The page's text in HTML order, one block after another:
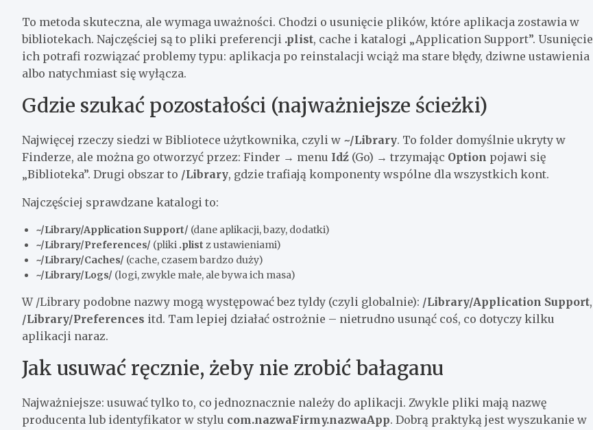
To metoda skuteczna, ale wymaga uważności. Chodzi o usunięcie plików, które aplikacja zostawia w
bibliotekach. Najczęściej są to pliki preferencji .plist, cache i katalogi „Application Support”. Usunięcie
ich potrafi rozwiązać problemy typu: aplikacja po reinstalacji wciąż ma stare błędy, dziwne ustawienia
albo natychmiast się wyłącza.
Gdzie szukać pozostałości (najważniejsze ścieżki)
Najwięcej rzeczy siedzi w Bibliotece użytkownika, czyli w ~/Library. To folder domyślnie ukryty w
Finderze, ale można go otworzyć przez: Finder → menu Idź (Go) → trzymając Option pojawi się
„Biblioteka”. Drugi obszar to /Library, gdzie trafiają komponenty wspólne dla wszystkich kont.
Najczęściej sprawdzane katalogi to:
~/Library/Application Support/ (dane aplikacji, bazy, dodatki)
~/Library/Preferences/ (pliki .plist z ustawieniami)
~/Library/Caches/ (cache, czasem bardzo duży)
~/Library/Logs/ (logi, zwykle małe, ale bywa ich masa)
W /Library podobne nazwy mogą występować bez tyldy (czyli globalnie): /Library/Application Support,
/Library/Preferences itd. Tam lepiej działać ostrożnie – nietrudno usunąć coś, co dotyczy kilku
aplikacji naraz.
Jak usuwać ręcznie, żeby nie zrobić bałaganu
Najważniejsze: usuwać tylko to, co jednoznacznie należy do aplikacji. Zwykle pliki mają nazwę
producenta lub identyfikator w stylu com.nazwaFirmy.nazwaApp. Dobrą praktyką jest wyszukanie w